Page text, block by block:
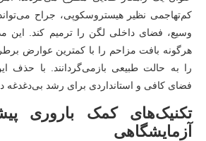
کم‌تهاجمی نظیر هیستروسکوپی، جراح
وسیع، فضای داخلی لگن را ترمیم کند. این
هرگونه بافت مزاحم را با کمترین عوارض
را به حالت طبیعی بازمی‌گردانند. با حذف
فضای کافی و استانداردی برای رشد بی‌دغدغه
تکنیک‌های کمک باروری
آزمایشگاهی